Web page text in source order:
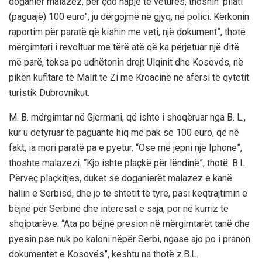
(paguajë) 100 euro”, ju dërgojmë në gjyq, në polici. Kërkonin
raportim për paratë që kishin me veti, një dokument”, thotë
mërgimtari i revoltuar me tërë atë që ka përjetuar një ditë
më parë, teksa po udhëtonin drejt Ulqinit dhe Kosovës, në
pikën kufitare të Malit të Zi me Kroacinë në afërsi të qytetit
turistik Dubrovnikut.
M. B. mërgimtar në Gjermani, që ishte i shoqëruar nga B. L.,
kur u detyruar të paguante hiq më pak se 100 euro, që në
fakt, ia mori paratë pa e pyetur. “Ose më jepni një Iphone”,
thoshte malazezi. “Kjo ishte plaçkë për lëndinë”, thotë. B.L.
Përveç plaçkitjes, duket se doganierët malazez e kanë
hallin e Serbisë, dhe jo të shtetit të tyre, pasi keqtrajtimin e
bëjnë për Serbinë dhe interesat e saja, por në kurriz të
shqiptarëve. “Ata po bëjnë presion në mërgimtarët tanë dhe
pyesin pse nuk po kaloni nëpër Serbi, ngase ajo po i pranon
dokumentet e Kosovës”, kështu na thotë z.B.L.